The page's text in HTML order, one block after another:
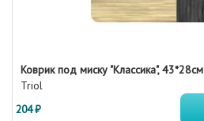
Коврик под миску "Классика", 43*28см
Triol
204 ₽